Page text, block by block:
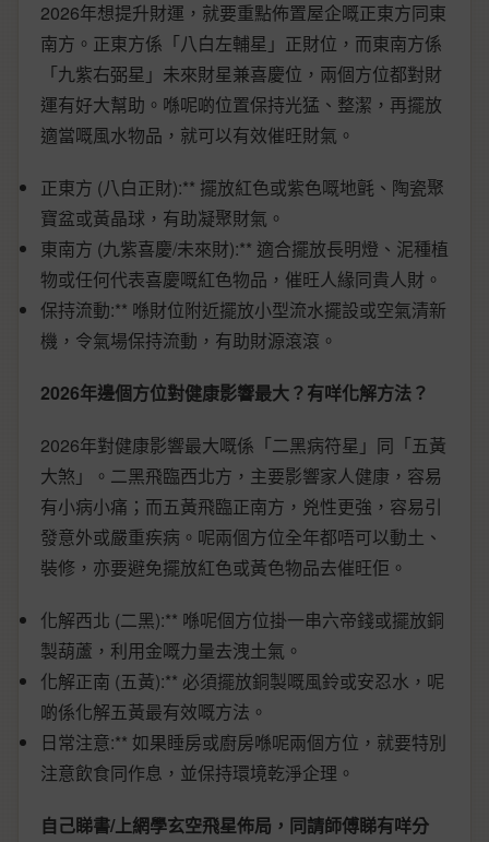
2026年想提升財運，就要重點佈置屋企嘅正東方同東
南方。正東方係「八白左輔星」正財位，而東南方係
「九紫右弼星」未來財星兼喜慶位，兩個方位都對財
運有好大幫助。喺呢啲位置保持光猛、整潔，再擺放
適當嘅風水物品，就可以有效催旺財氣。
正東方 (八白正財):** 擺放紅色或紫色嘅地氈、陶瓷聚
寶盆或黃晶球，有助凝聚財氣。
東南方 (九紫喜慶/未來財):** 適合擺放長明燈、泥種植
物或任何代表喜慶嘅紅色物品，催旺人緣同貴人財。
保持流動:** 喺財位附近擺放小型流水擺設或空氣清新
機，令氣場保持流動，有助財源滾滾。
2026年邊個方位對健康影響最大？有咩化解方法？
2026年對健康影響最大嘅係「二黑病符星」同「五黃
大煞」。二黑飛臨西北方，主要影響家人健康，容易
有小病小痛；而五黃飛臨正南方，兇性更強，容易引
發意外或嚴重疾病。呢兩個方位全年都唔可以動土、
裝修，亦要避免擺放紅色或黃色物品去催旺佢。
化解西北 (二黑):** 喺呢個方位掛一串六帝錢或擺放銅
製葫蘆，利用金嘅力量去洩土氣。
化解正南 (五黃):** 必須擺放銅製嘅風鈴或安忍水，呢
啲係化解五黃最有效嘅方法。
日常注意:** 如果睡房或廚房喺呢兩個方位，就要特別
注意飲食同作息，並保持環境乾淨企理。
自己睇書/上網學玄空飛星佈局，同請師傅睇有咩分